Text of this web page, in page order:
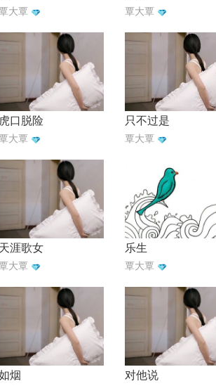
大覃 覃大覃
虎口脱险
大覃
只不过是
覃大覃
天涯歌女
大覃
乐生
覃大覃
烟 对他说